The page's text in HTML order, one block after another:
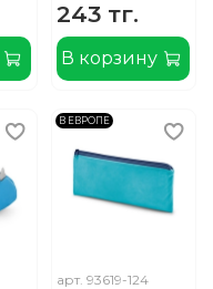
243 тг.
В корзину
В ЕВРОПЕ
арт.93619-124